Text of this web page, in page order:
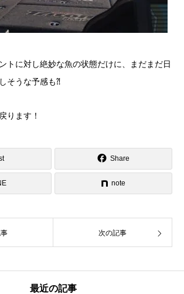
トに対し絶妙な魚の状態だけに、まだまだ日
そうな予感も⁈
ります！
Share
note
次の記事
最近の記事